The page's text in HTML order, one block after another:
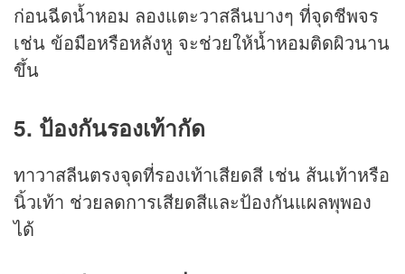
ก่อนฉีดน้ำหอม ลองแตะวาสลีนบางๆ ที่จุดชีพจร
เช่น ข้อมือหรือหลังหู จะช่วยให้น้ำหอมติดผิวนาน
ขึ้น
5. ป้องกันรองเท้ากัด
ทาวาสลีนตรงจุดที่รองเท้าเสียดสี เช่น ส้นเท้าหรือ
นิ้วเท้า ช่วยลดการเสียดสีและป้องกันแผลพุพอง
ได้